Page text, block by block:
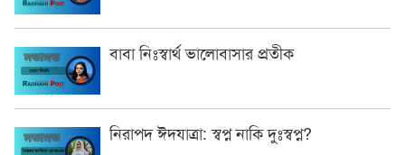
বাবা নিঃস্বার্থ ভালোবাসার প্রতীক
নিরাপদ ঈদযাত্রা: স্বপ্ন নাকি দুঃস্বপ্ন?